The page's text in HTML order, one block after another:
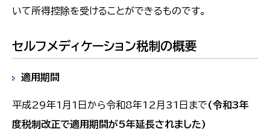
いて所得控除を受けることができるものです。
セルフメディケーション税制の概要
適用期間
平成29年1月1日から令和8年12月31日まで(令和3年
度税制改正で適用期間が5年延長されました)